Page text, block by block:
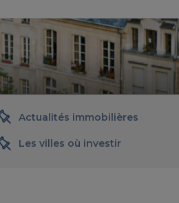
Actualités immobilières
Les villes où investir